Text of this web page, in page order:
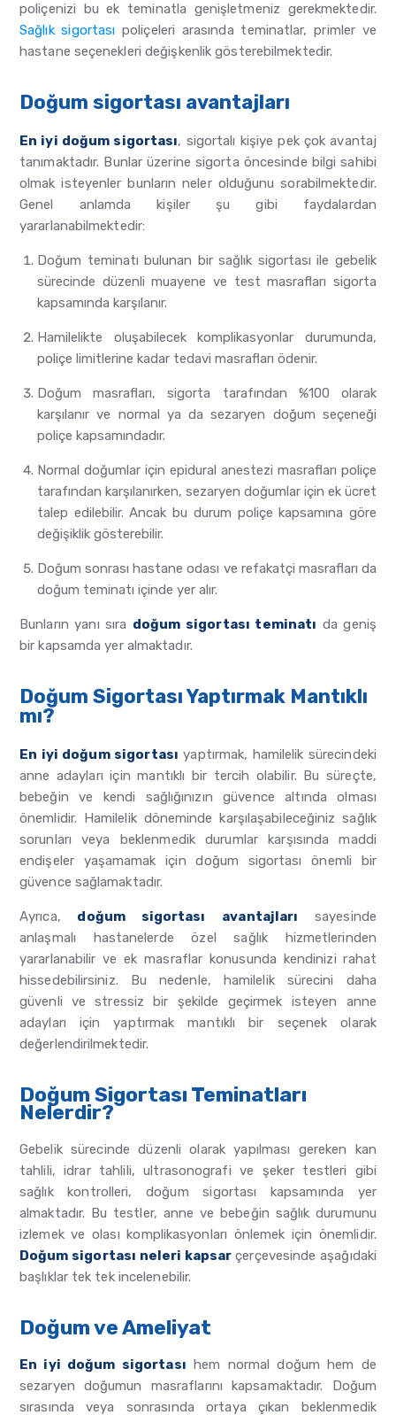
poliçenizi bu ek teminatla genişletmeniz gerekmektedir.
Sağlık sigortası poliçeleri arasında teminatlar, primler ve
hastane seçenekleri değişkenlik gösterebilmektedir.
Doğum sigortası avantajları
En iyi doğum sigortası, sigortalı kişiye pek çok avantaj
tanımaktadır. Bunlar üzerine sigorta öncesinde bilgi sahibi
olmak isteyenler bunların neler olduğunu sorabilmektedir.
Genel anlamda kişiler şu gibi faydalardan
yararlanabilmektedir:
Doğum teminatı bulunan bir sağlık sigortası ile gebelik
sürecinde düzenli muayene ve test masrafları sigorta
kapsamında karşılanır.
Hamilelikte oluşabilecek komplikasyonlar durumunda,
poliçe limitlerine kadar tedavi masrafları ödenir.
Doğum masrafları, sigorta tarafından %100 olarak
karşılanır ve normal ya da sezaryen doğum seçeneği
poliçe kapsamındadır.
Normal doğumlar için epidural anestezi masrafları poliçe
tarafından karşılanırken, sezaryen doğumlar için ek ücret
talep edilebilir. Ancak bu durum poliçe kapsamına göre
değişiklik gösterebilir.
Doğum sonrası hastane odası ve refakatçi masrafları da
doğum teminatı içinde yer alır.
Bunların yanı sıra doğum sigortası teminatı da geniş
bir kapsamda yer almaktadır.
Doğum Sigortası Yaptırmak Mantıklı
mı?
En iyi doğum sigortası yaptırmak, hamilelik sürecindeki
anne adayları için mantıklı bir tercih olabilir. Bu süreçte,
bebeğin ve kendi sağlığınızın güvence altında olması
önemlidir. Hamilelik döneminde karşılaşabileceğiniz sağlık
sorunları veya beklenmedik durumlar karşısında maddi
endişeler yaşamamak için doğum sigortası önemli bir
güvence sağlamaktadır.
Ayrıca, doğum sigortası avantajları sayesinde
anlaşmalı hastanelerde özel sağlık hizmetlerinden
yararlanabilir ve ek masraflar konusunda kendinizi rahat
hissedebilirsiniz. Bu nedenle, hamilelik sürecini daha
güvenli ve stressiz bir şekilde geçirmek isteyen anne
adayları için yaptırmak mantıklı bir seçenek olarak
değerlendirilmektedir.
Doğum Sigortası Teminatları
Nelerdir?
Gebelik sürecinde düzenli olarak yapılması gereken kan
tahlili, idrar tahlili, ultrasonografi ve şeker testleri gibi
sağlık kontrolleri, doğum sigortası kapsamında yer
almaktadır. Bu testler, anne ve bebeğin sağlık durumunu
izlemek ve olası komplikasyonları önlemek için önemlidir.
Doğum sigortası neleri kapsarçerçevesinde aşağıdaki
başlıklar tek tek incelenebilir.
Doğum ve Ameliyat
En iyi doğum sigortası hem normal doğum hem de
sezaryen doğumun masraflarını kapsamaktadır. Doğum
sırasında veya sonrasında ortaya çıkan beklenmedik